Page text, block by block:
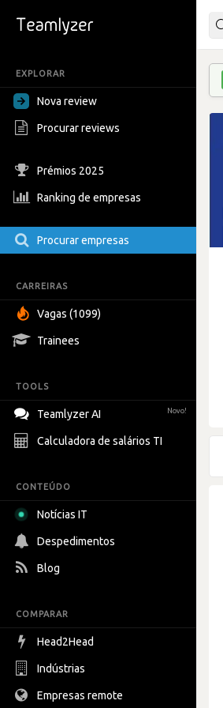
EXPLORAR
Nova review
Procurar reviews
Prémios 2025
Ranking de empresas
Procurar empresas
CARREIRAS
Vagas (1099)
Trainees
TOOLS
Teamlyzer AI Novo!
Calculadora de salários TI
CONTEÚDO
Notícias IT
Despedimentos
Blog
COMPARAR
Head2Head
Indústrias
Empresas remote